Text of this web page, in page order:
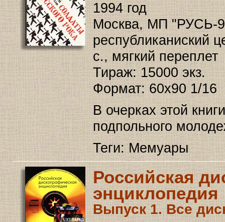
1994 год
Москва, МП "РУСЬ-
республиканиский
с., мягкий переплет
Тираж: 15000 экз.
Формат: 60x90 1/16
В очерках этой
подпольного
Теги: Мемуары
Российская
энциклопедия
Выпуск 1. Все